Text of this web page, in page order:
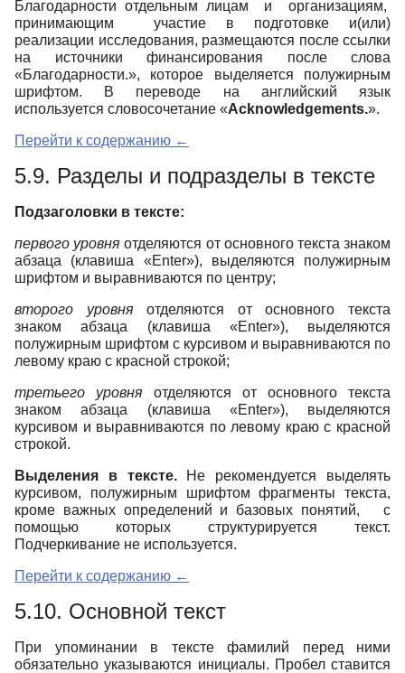
Благодарности отдельным лицам и организациям,
принимающим участие в подготовке и(или)
реализации исследования, размещаются после ссылки
на источники финансирования после слова
«Благодарности.», которое выделяется полужирным
шрифтом. В переводе на английский язык
используется словосочетание «Acknowledgements.».
Перейти к содержанию ←
5.9. Разделы и подразделы в тексте
Подзаголовки в тексте:
первого уровня отделяются от основного текста знаком
абзаца (клавиша «Enter»), выделяются полужирным
шрифтом и выравниваются по центру;
второго уровняотделяются от основного текста
знаком абзаца (клавиша «Enter»), выделяются
полужирным шрифтом с курсивом и выравниваются по
левому краю с красной строкой;
третьего уровня отделяются от основного текста
знаком абзаца (клавиша «Enter»), выделяются
курсивом и выравниваются по левому краю с красной
строкой.
Выделения в тексте.Не рекомендуется выделять
курсивом, полужирным шрифтом фрагменты текста,
кроме важных определений и базовых понятий, с
помощью которых структурируется текст.
Подчеркивание не используется.
Перейти к содержанию ←
5.10. Основной текст
При упоминании в тексте фамилий перед ними
обязательно указываются инициалы. Пробел ставится